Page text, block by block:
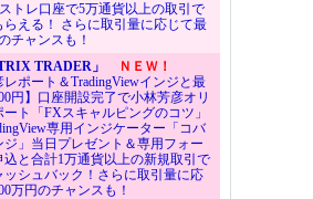
トレ口座で5万通貨以上の取引で
らえる！ さらに取引量に応じて最
チャンスも！
TRADER」
ＮＥＷ！
レポート＆TradingViewインジと最
円】口座開設完了で小林芳彦オリ
ト「FXスキャルピングのコツ」
専用インジケーター「コバ
ジ」当日プレゼント＆専用フォー
込と合計1万通貨以上の新規取引で
ッシュバック！さらに取引量に応
万円のチャンスも！